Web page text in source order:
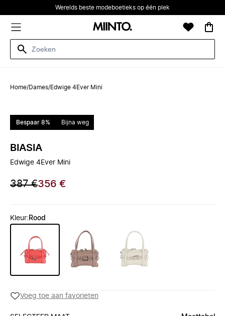
Werelds beste modeboetieks op één plek
Home/Dames/Edwige 4Ever Mini
Bespaar 8% Bijna weg
BIASIA
Edwige 4Ever Mini
387 €356 €
Kleur: Rood
Voeg toe aan favorieten